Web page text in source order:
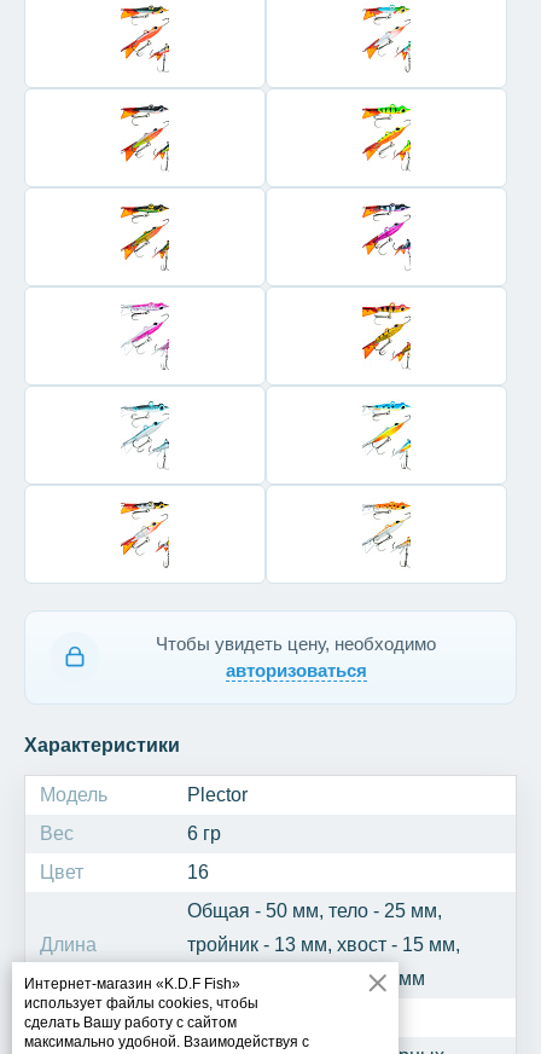
Интернет-магазин «K.D.F Fish»
использует файлы cookies, чтобы
сделать Вашу работу с сайтом
максимально удобной. Взаимодействуя с
Чтобы увидеть цену, необходимо
авторизоваться
Характеристики
Модель
Plector
Вес
6 гр
Цвет
16
Длина
Общая - 50 мм, тело - 25 мм,
тройник - 13 мм, хвост - 15 мм,
крючок одинарный - 10 мм
Рыба
Щука, окунь, берш